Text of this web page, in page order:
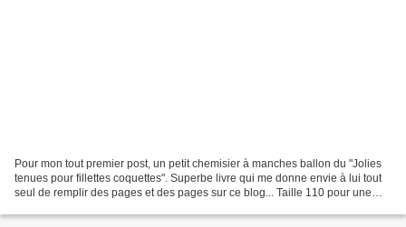
Pour mon tout premier post, un petit chemisier à manches ballon du "Jolies
tenues pour fillettes coquettes". Superbe livre qui me donne envie à lui tout
seul de remplir des pages et des pages sur ce blog... Taille 110 pour une